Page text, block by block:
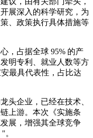
展深入的科学研究，为
、政策执行具体措施等
，占据全球 95% 的产
明专利、就业人数等方
最具代表性，占比达
头企业，已经在技术、
上游。本次《实施条
展，增强其全球竞争
。